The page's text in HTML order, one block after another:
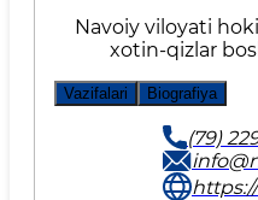
Navoiy viloyati
xotin-qizlar
Vazifalari Biografiya
(79)